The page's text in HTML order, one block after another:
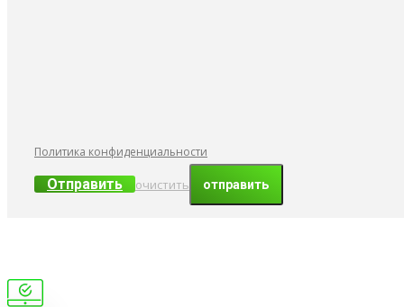
Политика конфиденциальности
Отправить очистить